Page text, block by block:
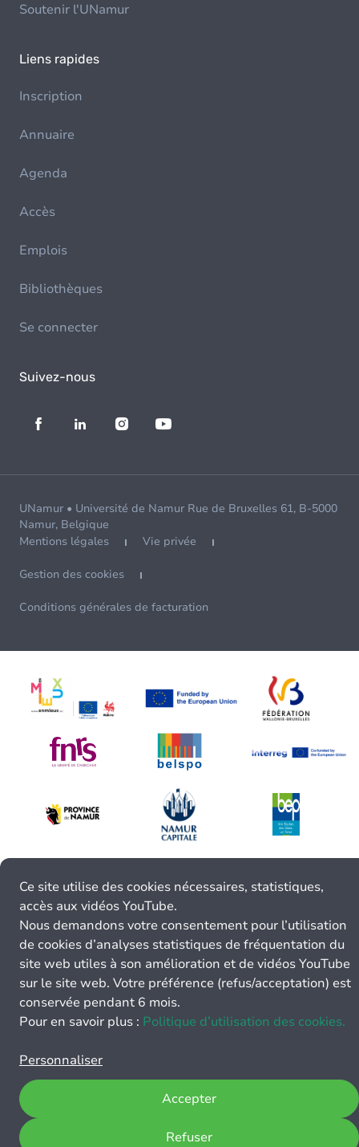
Soutenir l'UNamur
Liens rapides
Inscription
Annuaire
Agenda
Accès
Emplois
Bibliothèques
Se connecter
Suivez-nous
UNamur • Université de Namur Rue de Bruxelles 61, B-5000
Namur, Belgique
Mentions légales
Vie privée
Gestion des cookies
Conditions générales de facturation
Ce site utilise des cookies nécessaires, statistiques,
accès aux vidéos YouTube.
Nous demandons votre consentement pour l’utilisation
de cookies d’analyses statistiques de fréquentation du
site web utiles à son amélioration et de vidéos YouTube
sur le site web. Votre préférence (refus/acceptation) est
conservée pendant 6 mois.
Pour en savoir plus : Politique d’utilisation des cookies.
Personnaliser
Refuser
Accepter